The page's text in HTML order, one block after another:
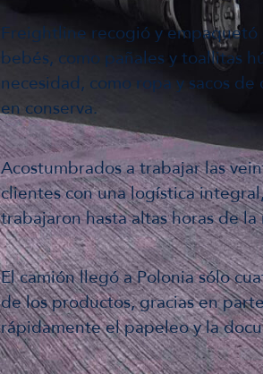
Freightline recogió y
bebés, como pañales y toallitas
necesidad, como ropa y sacos
en conserva.
Acostumbrados a trabajar las
clientes con una logística
trabajaron hasta altas horas de
El camión llegó a Polonia sólo
de los productos, gracias en
rápidamente el papeleo y la